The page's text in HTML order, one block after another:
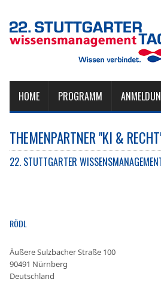
HOME PROGRAMM
THEMENPARTNER "KI &
22. STUTTGARTER
RÖDL
Äußere Sulzbacher Straße 100
90491 Nürnberg
Deutschland